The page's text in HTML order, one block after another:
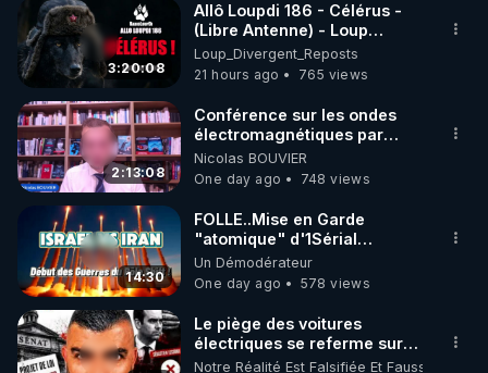
3:20:08
Allô Loupdi 186 - Célérus -
(Libre Antenne) - Loup
Divergent 2026.08.06
Loup_Divergent_Reposts
21 hours ago
765 views
2:13:08
Conférence sur les ondes
électromagnétiques par
Grégoire Caustru et Bart de
Wever !
Nicolas BOUVIER
One day ago
748 views
14:30
FOLLE..Mise en Garde
"atomique" d'1Sérial
Lanceur d'ALERTES
combinant
"Théories"&"Faits
Accomplis"
Un Démodérateur
One day ago
578 views
Le piège des voitures
électriques se referme sur
les usagers !
Notre Réalité Est Falsifiée Et Fausse